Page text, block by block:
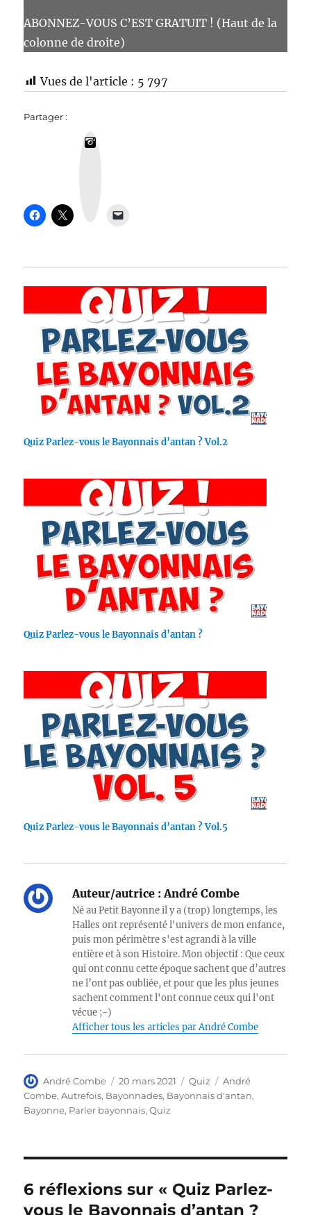
ABONNEZ-VOUS C’EST GRATUIT ! (Haut de la
colonne de droite)
Vues de l'article : 5 797
Partager :
Quiz Parlez-vous le Bayonnais d’antan ? Vol.2
Quiz Parlez-vous le Bayonnais d’antan ?
Quiz Parlez-vous le Bayonnais d’antan ? Vol.5
Auteur/autrice : André Combe
Né au Petit Bayonne il y a (trop) longtemps, les
Halles ont représenté l'univers de mon enfance,
puis mon périmètre s'est agrandi à la ville
entière et à son Histoire. Mon objectif : Que ceux
qui ont connu cette époque sachent que d’autres
ne l’ont pas oubliée, et pour que les plus jeunes
sachent comment l'ont connue ceux qui l'ont
vécue ;-)
Afficher tous les articles par André Combe
Auteur
André Combe
Publié
le
20 mars 2021 Catégories
Quiz Étiquettes
André
Combe,Autrefois, Bayonnades, Bayonnais d'antan,
Bayonne, Parler bayonnais,Quiz
6 réflexions sur « Quiz Parlez-
vous le Bayonnais d’antan ?